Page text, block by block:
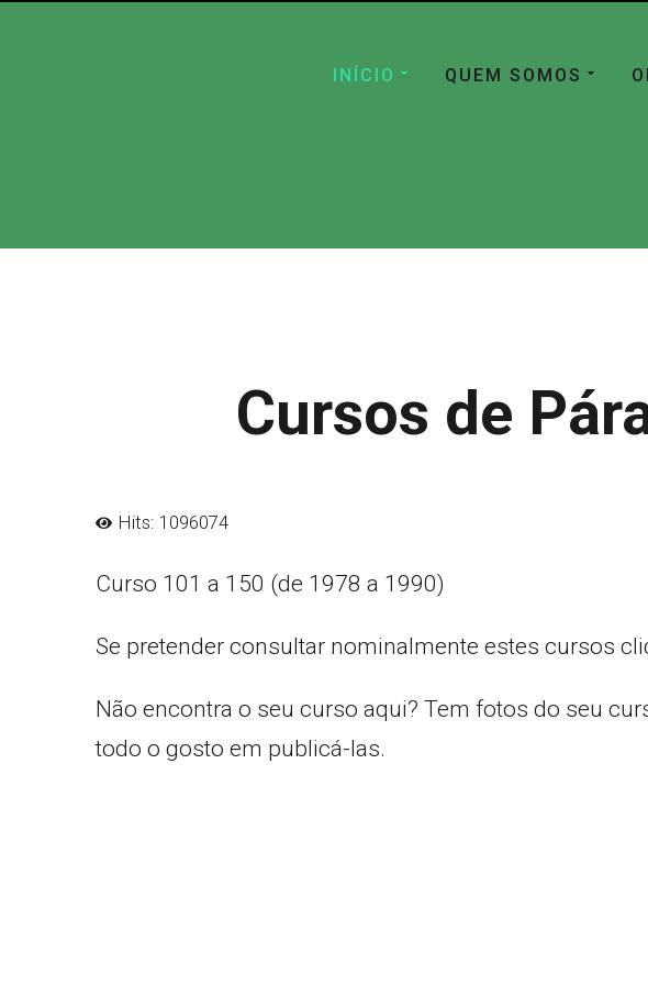
INÍCIO QUEM SOMOS
Cursos de
Hits: 1096074
Curso 101 a 150 (de 1978 a 1990)
Se pretender consultar nominalmente estes cursos
Não encontra o seu curso aqui? Tem fotos do seu
todo o gosto em publicá-las.